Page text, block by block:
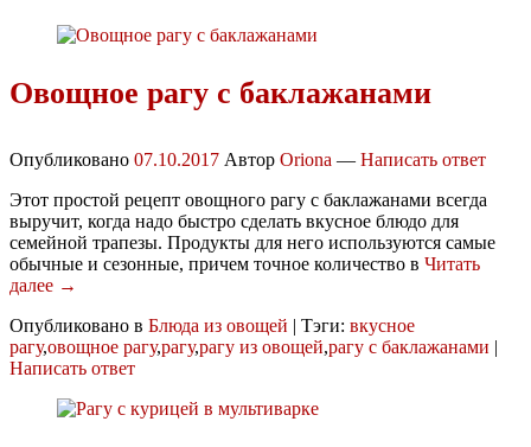
Овощное рагу с баклажанами
Опубликовано 07.10.2017 Автор Oriona — Написать ответ
Этот простой рецепт овощного рагу с баклажанами всегда
выручит, когда надо быстро сделать вкусное блюдо для
семейной трапезы. Продукты для него используются самые
обычные и сезонные, причем точное количество в Читать
далее →
Опубликовано в Блюда из овощей | Тэги: вкусное
рагу,овощное рагу,рагу,рагу из овощей,рагу с баклажанами |
Написать ответ